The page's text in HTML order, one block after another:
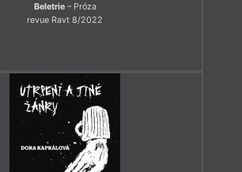
Beletrie– Próza
revue Ravt 8/2022